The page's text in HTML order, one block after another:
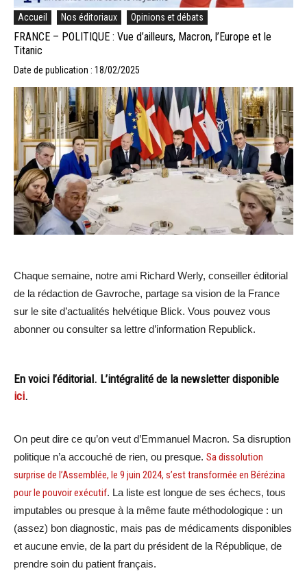
Accueil Nos éditoriaux Opinions et débats
FRANCE – POLITIQUE : Vue d’ailleurs, Macron, l’Europe et le
Titanic
Date de publication : 18/02/2025
Chaque semaine, notre ami Richard Werly, conseiller éditorial
de la rédaction de Gavroche, partage sa vision de la France
sur le site d’actualités helvétique Blick. Vous pouvez vous
abonner ou consulter sa lettre d’information Republick.
En voici l’éditorial. L’intégralité de la newsletter disponible
ici.
On peut dire ce qu’on veut d’Emmanuel Macron. Sa disruption
politique n’a accouché de rien, ou presque. Sa dissolution
surprise de l’Assemblée, le 9 juin 2024, s’est transformée en Bérézina
pour le pouvoir exécutif. La liste est longue de ses échecs, tous
imputables ou presque à la même faute méthodologique : un
(assez) bon diagnostic, mais pas de médicaments disponibles
et aucune envie, de la part du président de la République, de
prendre soin du patient français.